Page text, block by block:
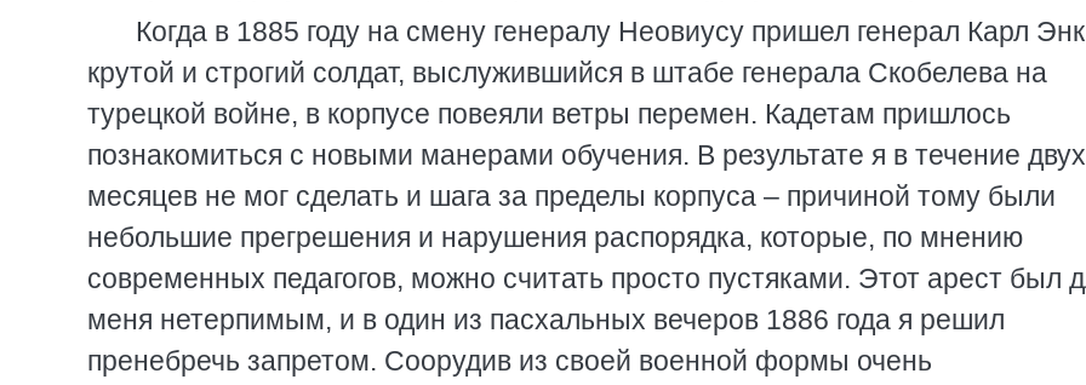
Когда в 1885 году на смену генералу Неовиусу пришел генерал Карл
крутой и строгий солдат, выслужившийся в штабе генерала Скобелева на
турецкой войне, в корпусе повеяли ветры перемен. Кадетам пришлось
познакомиться с новыми манерами обучения. В результате я в течение двух
месяцев не мог сделать и шага за пределы корпуса – причиной тому были
небольшие прегрешения и нарушения распорядка, которые, по мнению
современных педагогов, можно считать просто пустяками. Этот арест был
меня нетерпимым, и в один из пасхальных вечеров 1886 года я решил
пренебречь запретом. Соорудив из своей военной формы очень